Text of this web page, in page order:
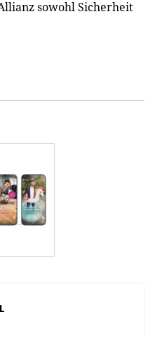
sowohl Sicherheit